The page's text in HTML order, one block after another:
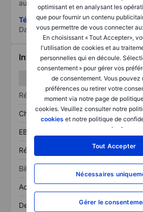
optimisant et en analysant les
que pour fournir un contenu
vous permettre de vous connecter
En choisissant « Tout Accepter»,
l'utilisation de cookies et au
personnelles qui en découle.
consentement » pour gérer vos
de consentement. Vous pouvez
préférences ou retirer votre
moment via notre page de
cookies. Veuillez consulter notre
cookies et notre politique de
savoir plus
Tout Accepter
Nécessaires
Gérer le
au risque le plus élevé).
Télécharger la méthodologie ESG
Data provided by
/
Informations financières
Résultats
Chiffre d’affaires
EBITDA
Résultat net
Bilan
Actif total
Dette totale